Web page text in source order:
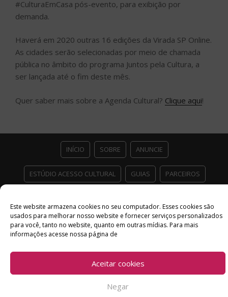
Este website armazena cookies no seu computador. Esses cookies são
usados ​​para melhorar nosso website e fornecer serviços personalizados
para você, tanto no website, quanto em outras mídias. Para mais
informações acesse nossa página de
Aceitar cookies
Negar
#CulturaEmCasa pós-evento, para exibição por
demanda.
Haverá em 2020 outras 16 edições da Virada SP Online.
As cidades serão selecionadas por meio de chamada
pública no âmbito do programa Juntos pela Cultura, a
ser lançada até o fim deste mês.
Quer saber mais sobre a Agenda Cultural? Clique aqui!
INÍCIO SOBRE ANUNCIE
ESTÚDIO ACESSO CULTURAL GUIAS PARCEIROS
Facebook
TwitterInstagram
Youtube
Copyright © 2026 Acesso Cultural - Arte, Cultura Pop e Entretenimento